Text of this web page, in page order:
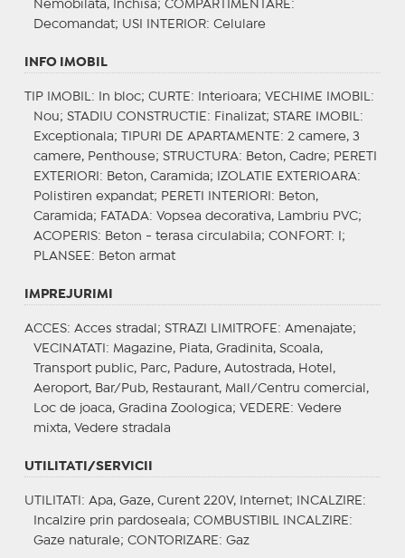
Nemobilata, Inchisa; COMPARTIMENTARE :
Decomandat; USI INTERIOR: Celulare
INFO IMOBIL
TIP IMOBIL : In bloc; CURTE : Interioara; VECHIME IMOBIL :
Nou; STADIU CONSTRUCTIE : Finalizat; STARE IMOBIL :
Exceptionala;
TIPURI DE APARTAMENTE : 2 camere, 3
camere, Penthouse; STRUCTURA: Beton, Cadre; PERETI
EXTERIORI : Beton, Caramida; IZOLATIE EXTERIOARA:
Polistiren expandat; PERETI INTERIORI : Beton,
Caramida; FATADA: Vopsea decorativa, Lambriu PVC;
ACOPERIS: Beton - terasa circulabila; CONFORT : I;
PLANSEE : Beton armat
IMPREJURIMI
ACCES: Acces stradal; STRAZI LIMITROFE : Amenajate;
VECINATATI : Magazine, Piata, Gradinita, Scoala,
Transport public, Parc, Padure, Autostrada, Hotel,
Aeroport, Bar/Pub, Restaurant, Mall/Centru comercial,
Loc de joaca, Gradina Zoologica; VEDERE : Vedere
mixta, Vedere stradala
UTILITATI/SERVICII
UTILITATI : Apa, Gaze, Curent 220V, Internet; INCALZIRE :
Incalzire prin pardoseala; COMBUSTIBIL INCALZIRE :
Gaze naturale; CONTORIZARE : Gaz